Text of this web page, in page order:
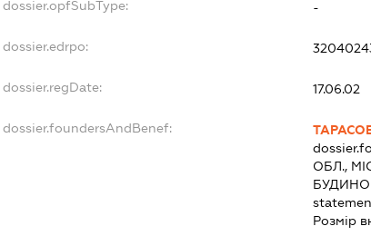
dossier.opfSubType: -
dossier.edrpo:
dossier.regDate: 17.06.02
dossier.foundersAndBenef:
ОБЛ.,
Розмір